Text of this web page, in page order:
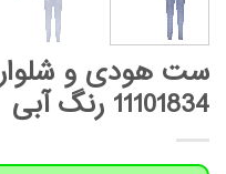
ست هودی و شلوار
11101834 رنگ آبی